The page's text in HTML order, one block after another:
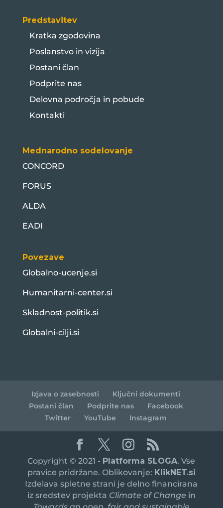
Predstavitev
Kratka zgodovina
Poslanstvo in vizija
Postani član
Podprite nas
Delovna področja in pobude
Kontakti
Mednarodno sodelovanje
CONCORD
FORUS
ALDA
EADI
Povezave
Globalno-ucenje.si
Humanitarni-center.si
Skladnost-politik.si
Globalni-cilji.si
Izjava o zasebnosti
Ključni dokumenti
Postani član
Podprite nas
Facebook
Twitter
YouTube Instagram
Copyright © 2021 - Platforma SLOGA. Vse
pravice pridržane. Oblikovanje: KlikNET.si
Izdelava spletne strani je delno financirana
iz sredstev projekta Climate of Change in